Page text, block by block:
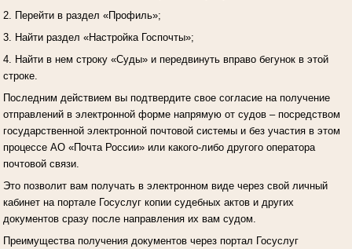
2. Перейти в раздел «Профиль»;
3. Найти раздел «Настройка Госпочты»;
4. Найти в нем строку «Суды» и передвинуть вправо бегунок в этой
строке.
Последним действием вы подтвердите свое согласие на получение
отправлений в электронной форме напрямую от судов – посредством
государственной электронной почтовой системы и без участия в этом
процессе АО «Почта России» или какого-либо другого оператора
почтовой связи.
Это позволит вам получать в электронном виде через свой личный
кабинет на портале Госуслуг копии судебных актов и других
документов сразу после направления их вам судом.
Преимущества получения документов через портал Госуслуг